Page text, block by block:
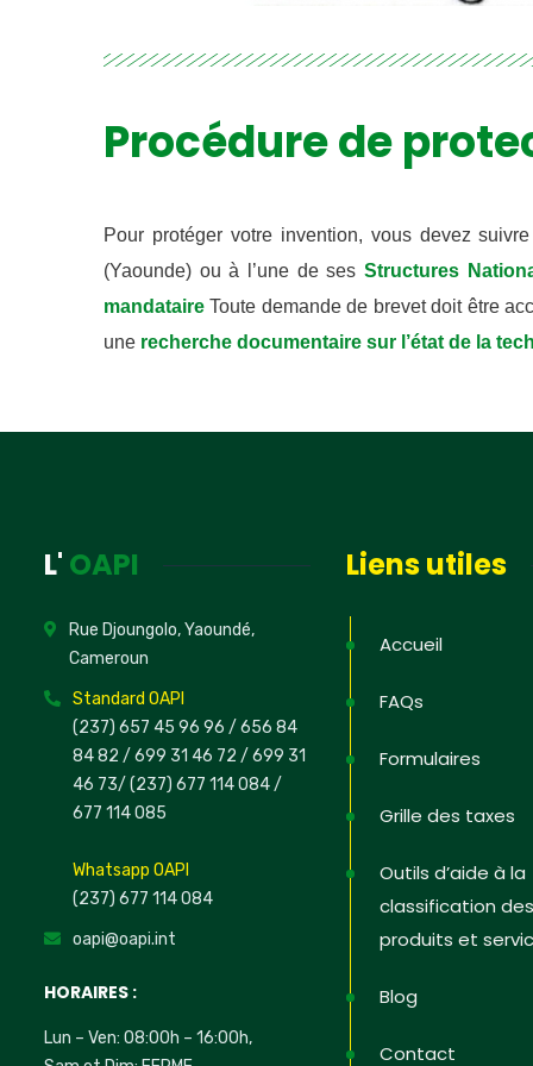
Procédure de
Pour protéger votre invention, vous devez
(Yaounde) ou à l’une de ses Structures
mandataire Toute demande de brevet doit être
une recherche documentaire sur l’état de la
L' OAPI
Rue Djoungolo, Yaoundé,
Cameroun
Standard OAPI
(237) 657 45 96 96 / 656 84
84 82 / 699 31 46 72 / 699 31
46 73/ (237) 677 114 084 /
677 114 085
Whatsapp OAPI
(237) 677 114 084
oapi@oapi.int
HORAIRES :
Lun – Ven: 08:00h – 16:00h,
Liens utiles
Accueil
FAQs
Formulaires
Grille des taxes
Outils d’aide à la
classification des
produits et
Blog
Contact
Non,